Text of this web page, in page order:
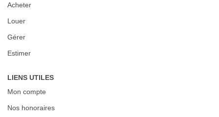
Acheter
Louer
Gérer
Estimer
LIENS UTILES
Mon compte
Nos honoraires